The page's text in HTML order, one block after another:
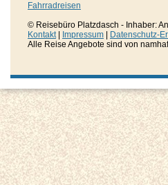
Fahrradreisen
© Reisebüro Platzdasch - Inhaber:
Kontakt| Impressum
Datenschutz-
Alle Reise Angebote sind von